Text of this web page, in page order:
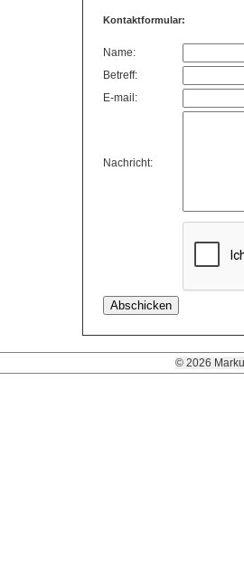
Kontaktformular:
Name:
Betreff:
E-mail:
Nachricht:
© 2026